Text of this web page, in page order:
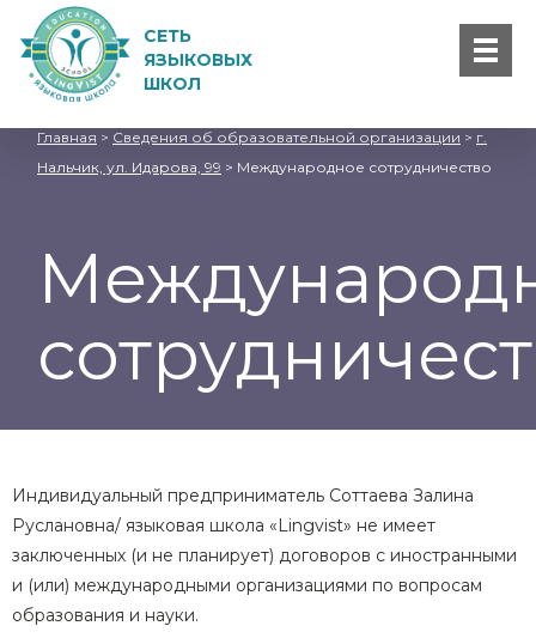
СЕТЬ
ЯЗЫКОВЫХ
ШКОЛ
Главная > Сведения об образовательной организации > г.
Нальчик, ул. Идарова, 99 > Международное сотрудничество
Индивидуальный предприниматель Соттаева Залина
Руслановна/ языковая школа «Lingvist» не имеет
заключенных (и не планирует) договоров с иностранными
и (или) международными организациями по вопросам
образования и науки.